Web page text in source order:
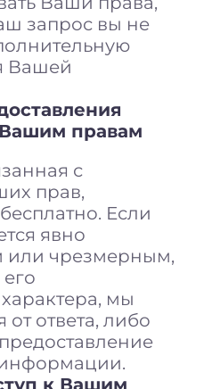
запрос вы не
Вашей
правам
с
прав,
Если
явно
или чрезмерным,
мы
от ответа, либо
к Вашим